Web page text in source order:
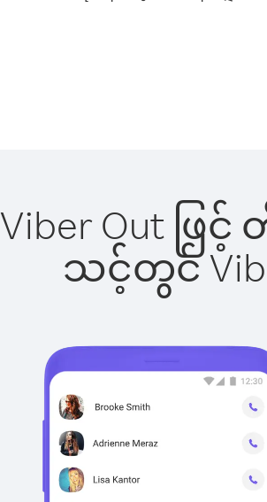
Viber Out ဖ
သင့်တွင်